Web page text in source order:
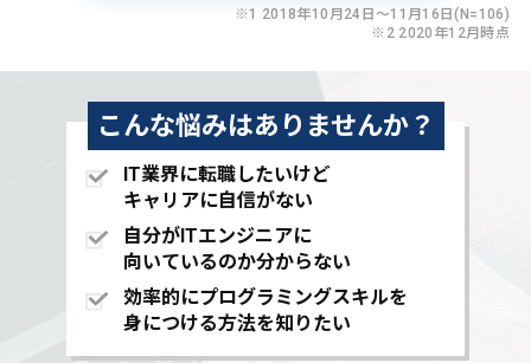
※1 2018年10月24日〜11月16日(N=106)
※2 2020年12月時点
こんな悩みはありませんか？
IT業界に転職したいけど
キャリアに自信がない
自分がITエンジニアに
向いているのか分からない
効率的にプログラミングスキルを
身につける方法を知りたい